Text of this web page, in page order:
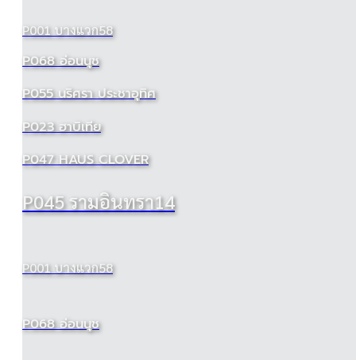
P001 บางแวก58
P068 อ่อนนุช
P055 นริศรา ประชาอุทิศ
P023 ฮาบิเทีย
P047 HAUS CLOVER
P045 รามอินทรา14
P001 บางแวก58
P068 อ่อนนุช